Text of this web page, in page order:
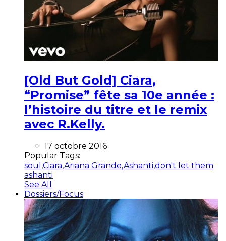
[Old But Gold] Ciara,
“Promise” fête sa 10e année :
l’histoire du titre et le remix
avec R.Kelly.
17 octobre 2016
Popular Tags:
soul ,Ciara,Ariana Grande,Ashanti,don't let them
ashanti
See All
Dossiers/Focus